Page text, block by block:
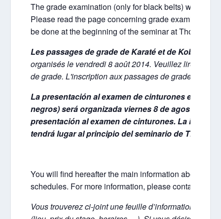
The grade examination (only for black belts) will be
Please read the page concerning grade examination
be done at the beginning of the seminar at Thonon-
Les passages de grade de Karaté et de Kobudo
organisés le vendredi 8 août 2014. Veuillez lire
de grade. L'inscription aux passages de grade se
La presentación al examen de cinturones en
negros) será organizada viernes 8 de agosto
presentación al examen de cinturones. La
tendrá lugar al principio del seminario de Thonon-
You will find hereafter the main information about the
schedules. For more information, please contact
Vous trouverez ci-joint une feuille d’information vous